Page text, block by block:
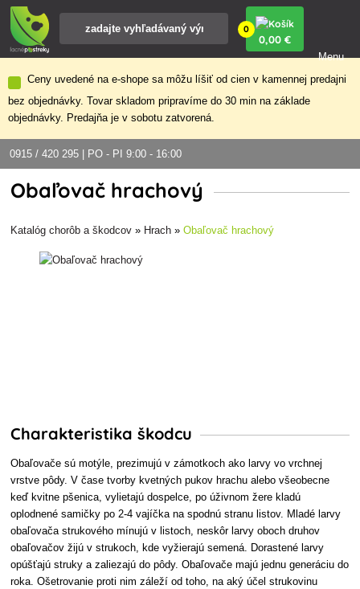
Ceny uvedené na e-shope sa môžu líšiť od cien v kamennej predajni
bez objednávky. Tovar skladom pripravíme do 30 min na základe
objednávky. Predajňa je v sobotu zatvorená.
0915 / 420 295 | PO - PI 9:00 - 16:00
0
0,00 €
Menu
Obaľovač hrachový
Katalóg chorôb a škodcov » Hrach »Obaľovač hrachový
Charakteristika škodcu
Obaľovače sú motýle, prezimujú v zámotkoch ako larvy vo vrchnej
vrstve pôdy. V čase tvorby kvetných pukov hrachu alebo všeobecne
keď kvitne pšenica, vylietajú dospelce, po úživnom žere kladú
oplodnené samičky po 2-4 vajíčka na spodnú stranu listov. Mladé larvy
obaľovača strukového mínujú v listoch, neskôr larvy oboch druhov
obaľovačov žijú v strukoch, kde vyžierajú semená. Dorastené larvy
opúšťajú struky a zaliezajú do pôdy. Obaľovače majú jednu generáciu do
roka. Ošetrovanie proti nim záleží od toho, na aký účel strukovinu